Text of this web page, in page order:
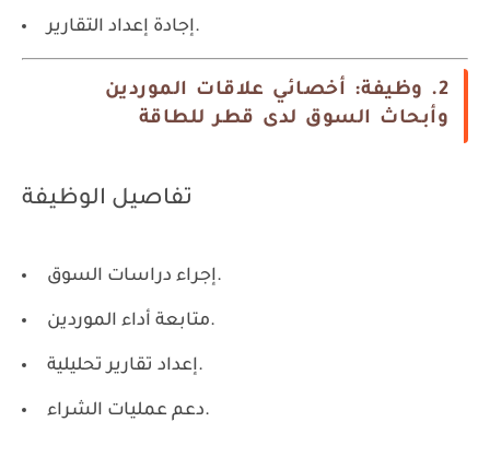
إجادة إعداد التقارير.
2. وظيفة: أخصائي علاقات الموردين
وأبحاث السوق لدى قطر للطاقة
تفاصيل الوظيفة
إجراء دراسات السوق.
متابعة أداء الموردين.
إعداد تقارير تحليلية.
دعم عمليات الشراء.